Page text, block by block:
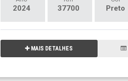
2024 37700 Preto
MAIS DETALHES